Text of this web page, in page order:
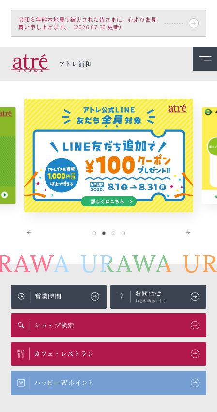
令和８年熊本地震で被災された皆さまに、心よりお見
舞い申し上げます。（2026.07.30 更新）
アトレ浦和
URAWA